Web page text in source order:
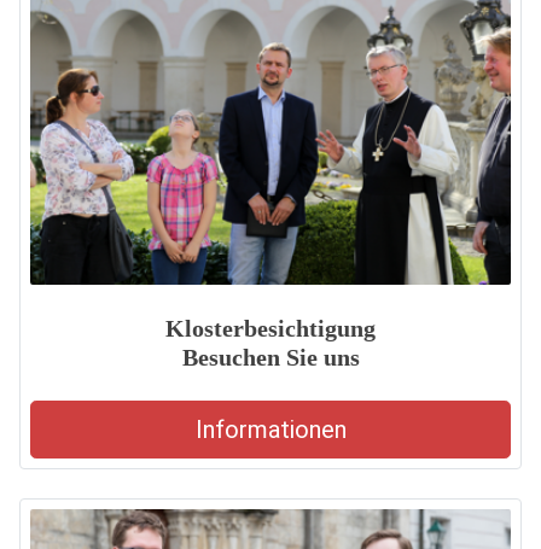
Klosterbesichtigung
Besuchen Sie uns
Informationen